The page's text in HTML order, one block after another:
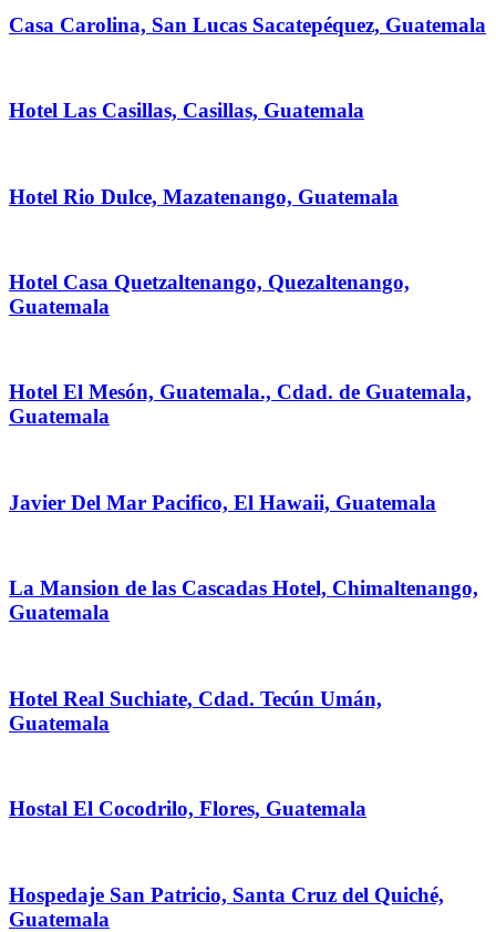
Casa Carolina, San Lucas Sacatepéquez, Guatemala
Hotel Las Casillas, Casillas, Guatemala
Hotel Rio Dulce, Mazatenango, Guatemala
Hotel Casa Quetzaltenango, Quezaltenango,
Guatemala
Hotel El Mesón, Guatemala., Cdad. de Guatemala,
Guatemala
Javier Del Mar Pacifico, El Hawaii, Guatemala
La Mansion de las Cascadas Hotel, Chimaltenango,
Guatemala
Hotel Real Suchiate, Cdad. Tecún Umán,
Guatemala
Hostal El Cocodrilo, Flores, Guatemala
Hospedaje San Patricio, Santa Cruz del Quiché,
Guatemala